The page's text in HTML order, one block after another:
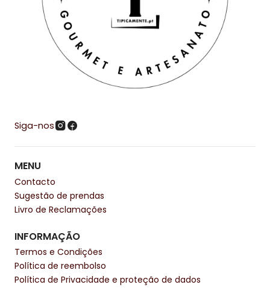
Siga-nos
MENU
Contacto
Sugestão de prendas
Livro de Reclamações
INFORMAÇÃO
Termos e Condições
Política de reembolso
Política de Privacidade e proteção de dados